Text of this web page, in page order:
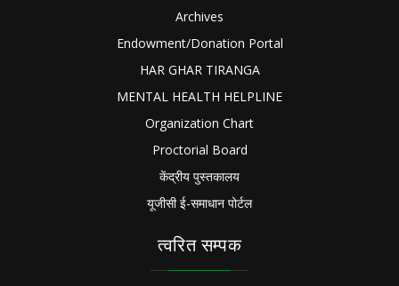
Archives
Endowment/Donation Portal
HAR GHAR TIRANGA
MENTAL HEALTH HELPLINE
Organization Chart
Proctorial Board
केंद्रीय पुस्तकालय
यूजीसी ई-समाधान पोर्टल
त्वरित सम्पक